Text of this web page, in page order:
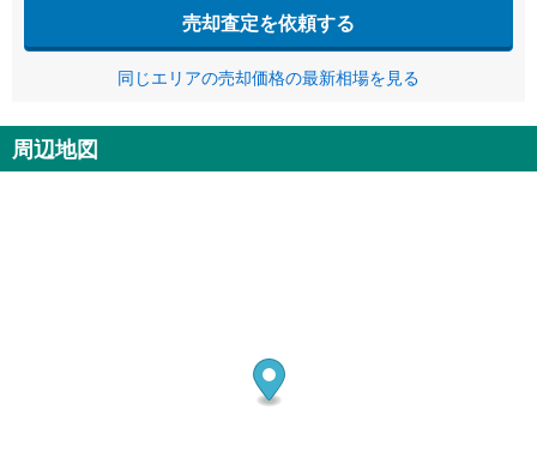
売却査定を依頼する
同じエリアの売却価格の最新相場を見る
周辺地図